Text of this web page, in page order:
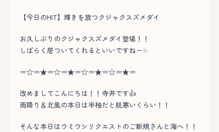
【今日のHIT】輝きを放つクジャクスズメダイ
お久しぶりのクジャクスズメダイ登場！！
しばらく居ついてくれるといいですねー✨
＝☆＝★＝☆＝★＝☆＝★＝☆＝★＝
改めましてこんにちは！！寺井です👍
雨降り＆北風の本日は半袖だと肌寒いくらい！！
そんな本日はウミウシリクエストのご新規さんと海へ！！